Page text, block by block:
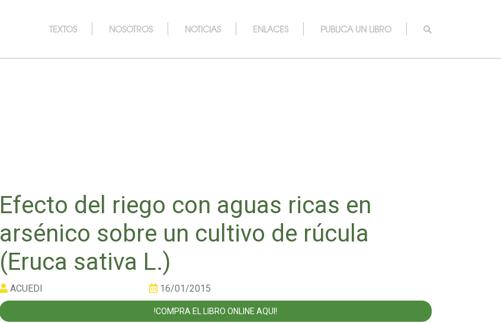
TEXTOS NOSOTROS NOTICIAS ENLACES PUBLICA UN LIBRO
Efecto del riego con aguas ricas en
arsénico sobre un cultivo de rúcula
(Eruca sativa L.)
ACUEDI 16/01/2015
!COMPRA EL LIBRO ONLINE AQUI!